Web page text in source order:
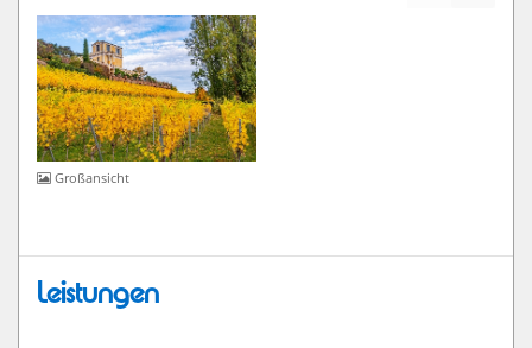
Großansicht
Leistungen